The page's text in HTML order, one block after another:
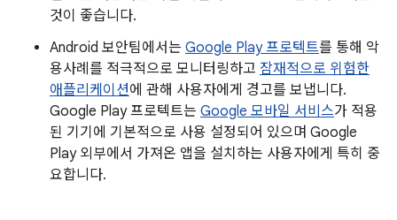
것이 좋습니다.
Android 보안팀에서는 Google Play 프로텍트를 통해 악
용사례를 적극적으로 모니터링하고 잠재적으로 위험한
애플리케이션에 관해 사용자에게 경고를 보냅니다.
Google Play 프로텍트는 Google 모바일 서비스가 적용
된 기기에 기본적으로 사용 설정되어 있으며 Google
Play 외부에서 가져온 앱을 설치하는 사용자에게 특히 중
요합니다.